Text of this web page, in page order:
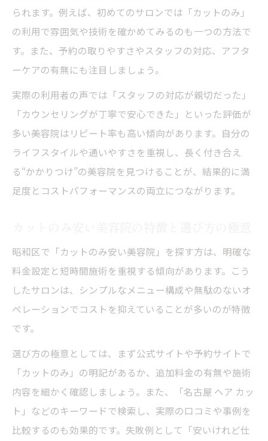
られます。例えば、初めてのサロンでは「カットのみ」
の利用で雰囲気や技術を確かめてみるのも一つの方法で
す。また、予約の取りやすさやスタッフの対応、アフタ
ーケアの有無にも注目しましょう。
実際の利用者の声では「スタッフの対応が親切だった」
「カウンセリングが丁寧で安心できた」といった評価が
多い美容院はリピート率も高い傾向があります。自分の
ライフスタイルや通いやすさを重視し、長く付き合え
る“かかりつけ”の美容院を見つけることが、結果的に満
足度とコストパフォーマンスの両立につながります。
昭和区で「カットのみ安い美容院」を探す方は、明確な
料金設定と短時間施術を重視する傾向があります。こう
したサロンは、シンプルなメニュー構成や無駄のないオ
ペレーションでコストを抑えていることが多いのが特徴
です。
選び方の極意としては、まず公式サイトや予約サイトで
「カットのみ」の明記があるか、追加料金の有無や施術
内容を細かく確認しましょう。また、「名古屋 ヘア カッ
ト」などのキーワードで検索し、実際の口コミや事例を
比較するのも効果的です。失敗例として「安いけれど仕